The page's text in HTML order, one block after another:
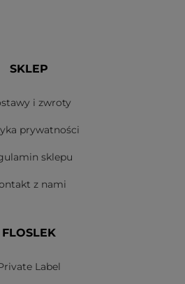
SKLEP
i zwroty
prywatności
sklepu
z nami
FLOSLEK
Label